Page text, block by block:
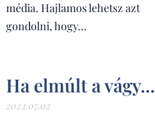
média. Hajlamos lehetsz azt
gondolni, hogy...
Ha elmúlt a vágy...
2022.07.02